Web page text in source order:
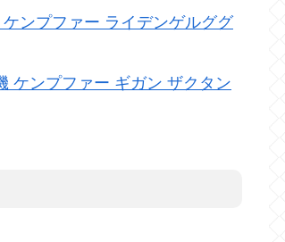
ンプファー ライデンゲルググ
ケンプファー ギガン ザクタン